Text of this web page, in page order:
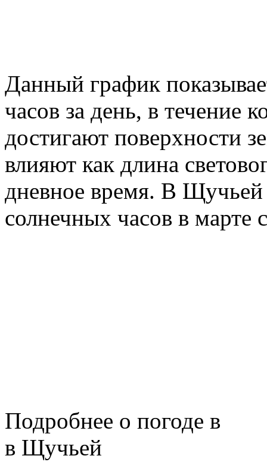
Данный график
часов за день, в течение
достигают поверхности
влияют как длина
дневное время. В Щучьей
солнечных часов в марте
Подробнее о погоде в
в Щучьей